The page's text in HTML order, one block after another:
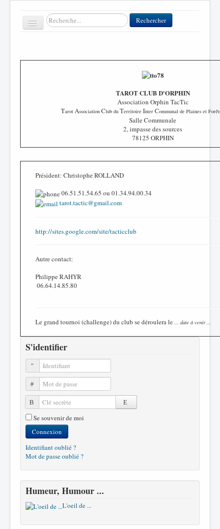
Toggle
Rechercher Rechercher
TAROT CLUB D'ORPHIN
Association Orphin TacTic
Tarot Association Club du Territoire Inter Communal de Plaines et
Salle Communale
2, impasse des sources
78125 ORPHIN
Président: Christophe ROLLAND
06.51.51.54.65 ou 01.34.94.00.34
tarot.tactic@gmail.com
http://sites.google.com/site/tacticclub
Autre contact:
Philippe RAHYR
06.64.14.85.80
Le grand tournoi (challenge) du club se déroulera le ... date à venir ...
S'identifier
Identifiant
Mot de passe
Clé secrète
Se souvenir de moi
Connexion
Identifiant oublié ?
Mot de passe oublié ?
Humeur, Humour ...
L'oeil de ...